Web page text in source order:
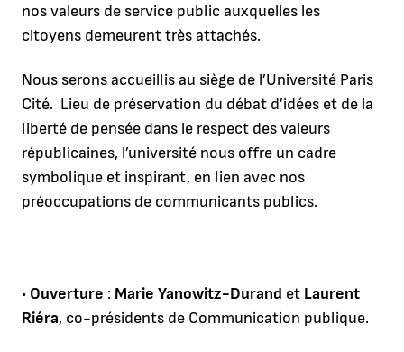
nos valeurs de service public auxquelles les
citoyens demeurent très attachés.
Nous serons accueillis au siège de l’Université Paris
Cité. Lieu de préservation du débat d’idées et de la
liberté de pensée dans le respect des valeurs
républicaines, l’université nous offre un cadre
symbolique et inspirant, en lien avec nos
préoccupations de communicants publics.
• Ouverture : Marie Yanowitz-Durand et Laurent
Riéra, co-présidents de Communication publique.